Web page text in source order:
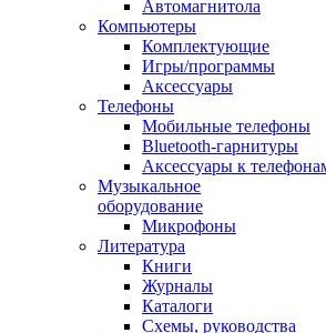
Автомагнитола
Компьютеры
Комплектующие
Игры/программы
Аксессуары
Телефоны
Мобильные телефоны
Bluetooth-гарнитуры
Аксессуары к
Музыкальное
оборудование
Микрофоны
Литература
Книги
Журналы
Каталоги
Схемы, руководства